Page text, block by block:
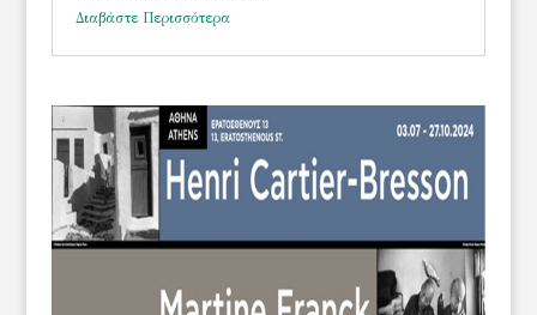
Διαβάστε Περισσότερα